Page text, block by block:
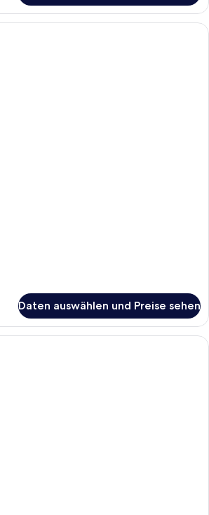
Daten auswählen und Preise sehen